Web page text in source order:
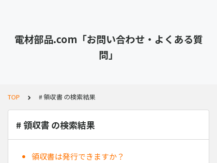
電材部品.com「お問い合わせ・よくある質
問」
TOP # 領収書 の検索結果
# 領収書 の検索結果
領収書は発行できますか？